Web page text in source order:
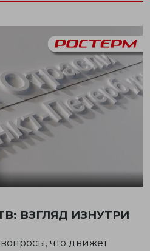
ВЗГЛЯД ИЗНУТРИ
что движет